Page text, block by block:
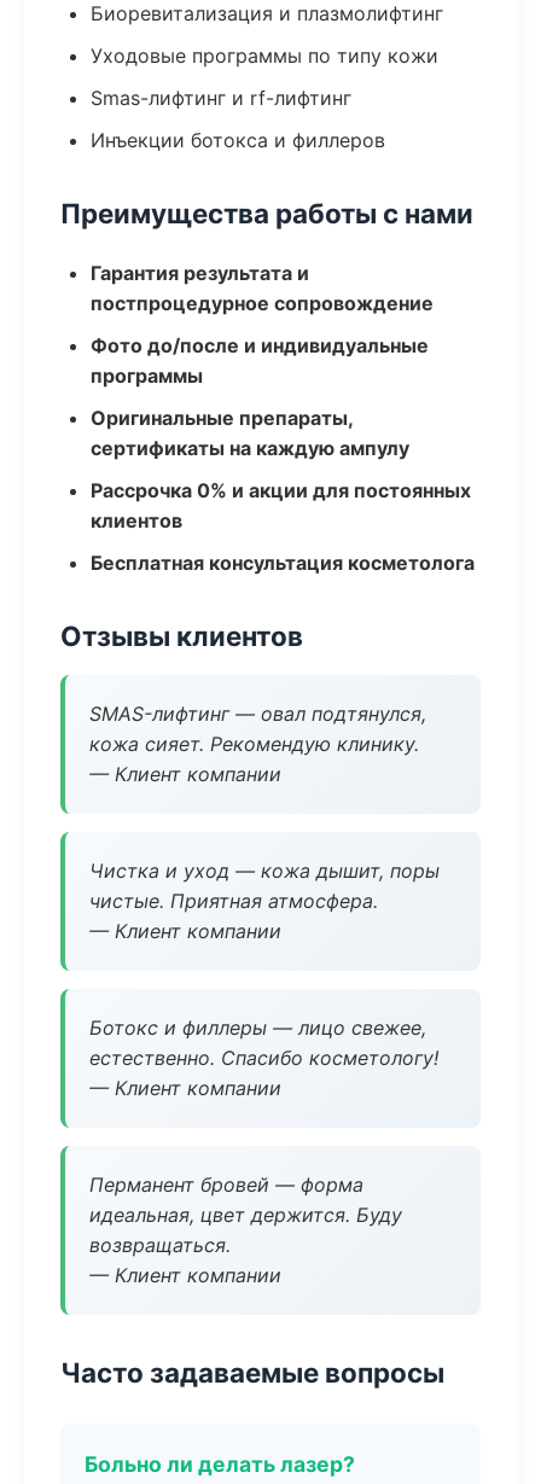
Биоревитализация и плазмолифтинг
Уходовые программы по типу кожи
Smas-лифтинг и rf-лифтинг
Инъекции ботокса и филлеров
Преимущества работы с нами
Гарантия результата и
постпроцедурное сопровождение
Фото до/после и индивидуальные
программы
Оригинальные препараты,
сертификаты на каждую ампулу
Рассрочка 0% и акции для постоянных
клиентов
Бесплатная консультация косметолога
Отзывы клиентов
SMAS-лифтинг — овал подтянулся,
кожа сияет. Рекомендую клинику.
— Клиент компании
Чистка и уход — кожа дышит, поры
чистые. Приятная атмосфера.
— Клиент компании
Ботокс и филлеры — лицо свежее,
естественно. Спасибо косметологу!
— Клиент компании
Перманент бровей — форма
идеальная, цвет держится. Буду
возвращаться.
— Клиент компании
Часто задаваемые вопросы
Больно ли делать лазер?